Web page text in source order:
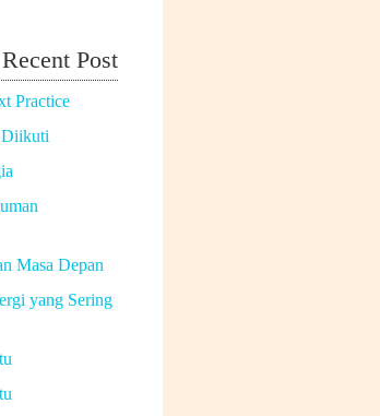
Recent Post
Practice
Diikuti
Masa Depan
yang Sering